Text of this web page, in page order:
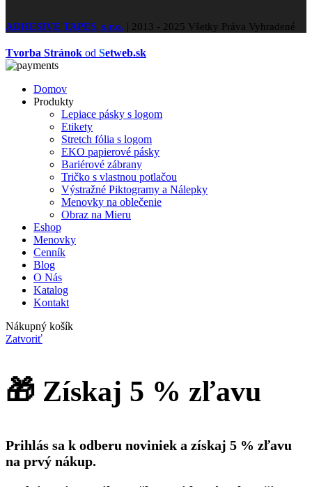
ADHESIVE TAPES, s.r.o. | 2013 - 2025 Všetky Práva Vyhradené
Tvorba Stránok od Setweb.sk
Domov
Produkty
Lepiace pásky s logom
Etikety
Stretch fólia s logom
EKO papierové pásky
Bariérové zábrany
Tričko s vlastnou potlačou
Výstražné Piktogramy a Nálepky
Menovky na oblečenie
Obraz na Mieru
Eshop
Menovky
Cenník
Blog
O Nás
Katalog
Kontakt
Nákupný košík
Zatvoriť
🎁 Získaj 5 % zľavu
Prihlás sa k odberu noviniek a získaj 5 % zľavu
na prvý nákup.